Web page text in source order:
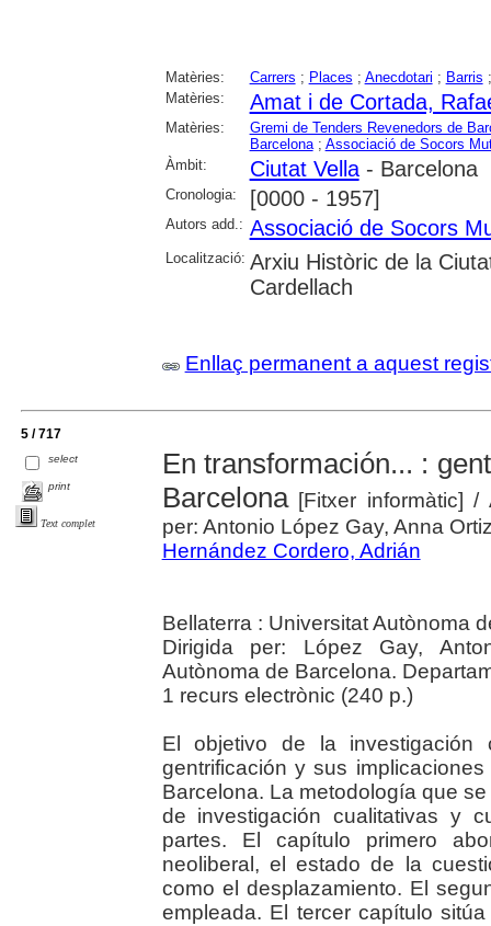
Matèries: Carrers ; Places ; Anecdotari ; Barris
Matèries:
Amat i de Cortada,
Matèries:
Gremi de Tenders Revenedors de
Barcelona; Associació de Socors
Àmbit:
Ciutat Vella- Barcelona
Cronologia: [0000 - 1957]
Autors add.: Associació de Socors
Localització: Arxiu Històric de la
Cardellach
Enllaç permanent a aquest
5 / 717
select
print
Text complet
En transformación... :
Barcelona[Fitxer informàtic]/
per: Antonio López Gay, Anna
Hernández Cordero, Adrián
Bellaterra : Universitat Autònoma
Dirigida per: López Gay,
Autònoma de Barcelona.
1 recurs electrònic (240 p.)
El objetivo de la
gentrificación y sus
Barcelona. La metodología que
de investigación cualitativas y
partes. El capítulo primero
neoliberal, el estado de la
como el desplazamiento. El
empleada. El tercer capítulo